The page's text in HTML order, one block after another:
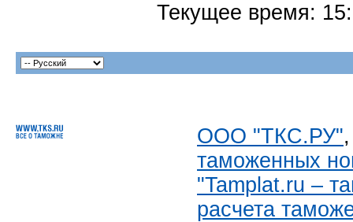
Текущее время:
ООО "ТКС.РУ"
таможенных
"Tamplat.ru –
расчета